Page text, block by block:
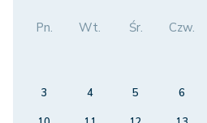
Pn. Wt. Śr. Czw.
3
4 5 6